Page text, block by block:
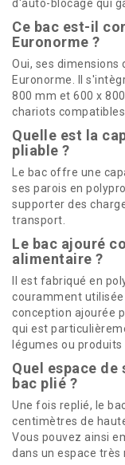
d'auto-blocage qui
Ce bac est-il
Euronorme ?
Oui, ses dimensions
Euronorme. Il
800 mm et 600 x
chariots compatibles.
Quelle est la
pliable ?
Le bac offre une
ses parois en
supporter des
transport.
Le bac ajouré
alimentaire ?
Il est fabriqué en
couramment
conception ajourée
qui est
légumes ou
Quel espace
bac plié ?
Une fois replié, le
centimètres de
Vous pouvez ainsi
dans un espace très